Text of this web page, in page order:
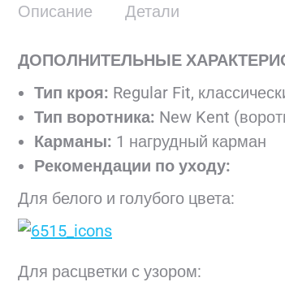
Описание Детали
ДОПОЛНИТЕЛЬНЫЕ
Тип кроя: Regular Fit,
Тип воротника: New Kent
Карманы: 1 нагрудный карман
Рекомендации по уходу:
Для белого и голубого цвета:
Для расцветки с узором: